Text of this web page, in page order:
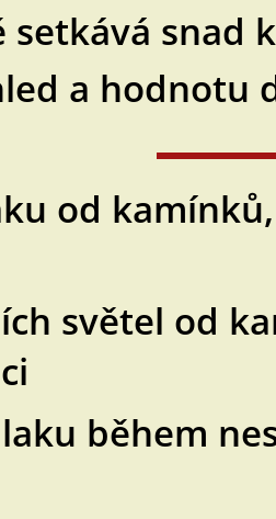
snad
a hodnotu
od
světel od
během